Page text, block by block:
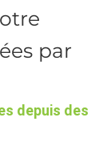
par
depuis des